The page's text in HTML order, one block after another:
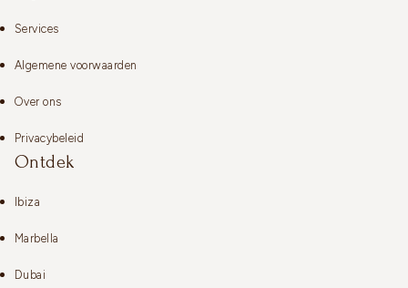
Services
Algemene voorwaarden
Over ons
Privacybeleid
Ontdek
Ibiza
Marbella
Dubai